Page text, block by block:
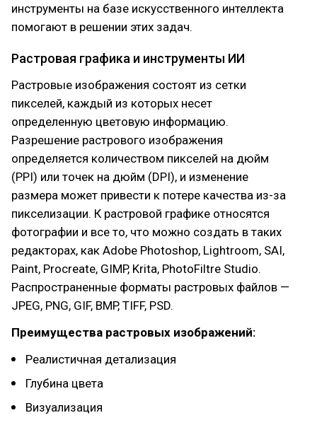
инструменты на базе искусственного интеллекта
помогают в решении этих задач.
Растровая графика и инструменты ИИ
Растровые изображения состоят из сетки
пикселей, каждый из которых несет
определенную цветовую информацию.
Разрешение растрового изображения
определяется количеством пикселей на дюйм
(PPI) или точек на дюйм (DPI), и изменение
размера может привести к потере качества из-за
пикселизации. К растровой графике относятся
фотографии и все то, что можно создать в таких
редакторах, как Adobe Photoshop, Lightroom, SAI,
Paint, Procreate, GIMP, Krita, PhotoFiltre Studio.
Распространенные форматы растровых файлов —
JPEG, PNG, GIF, BMP, TIFF, PSD.
Преимущества растровых изображений:
Реалистичная детализация
Глубина цвета
Визуализация